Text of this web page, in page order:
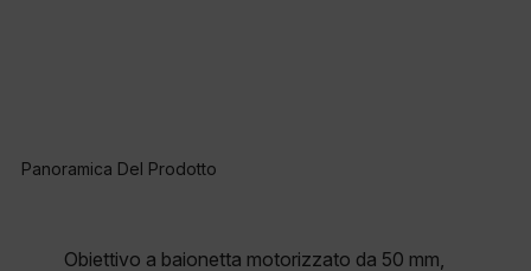
Panoramica Del Prodotto
Obiettivo a baionetta motorizzato da 50 mm,